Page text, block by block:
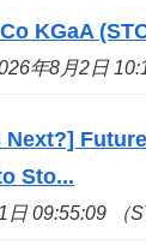
KGaA
年8月2日
Next?]
Sto...
09:55:09 （